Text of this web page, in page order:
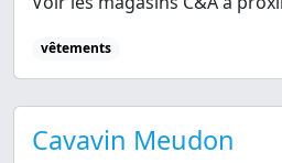
vêtements
Cavavin Meudon